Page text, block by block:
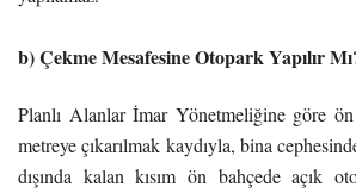
b) Çekme Mesafesine Otopark Yapılır
Planlı Alanlar İmar Yönetmeliğine göre
metreye çıkarılmak kaydıyla, bina
dışında kalan kısım ön bahçede açık